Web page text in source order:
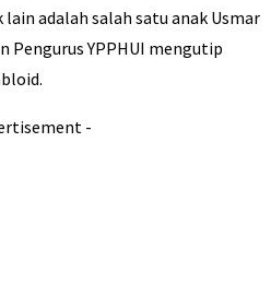
adalah salah satu anak Usmar
Pengurus YPPHUI mengutip
-